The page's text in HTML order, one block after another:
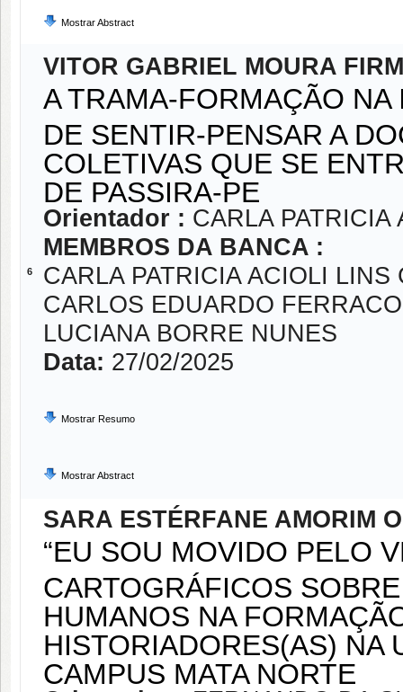
Mostrar Abstract
6
VITOR GABRIEL MOURA
A TRAMA-FORMAÇÃO
DE SENTIR-PENSAR A
COLETIVAS QUE SE
DE PASSIRA-PE
Orientador : CARLA
MEMBROS DA BANCA :
CARLA PATRICIA ACIOLI LINS
CARLOS EDUARDO FERRACO
LUCIANA BORRE NUNES
Data: 27/02/2025
Mostrar Resumo
Mostrar Abstract
SARA ESTÉRFANE AMORIM
“EU SOU MOVIDO PELO
CARTOGRÁFICOS
HUMANOS NA
HISTORIADORES(AS) NA
CAMPUS MATA NORTE